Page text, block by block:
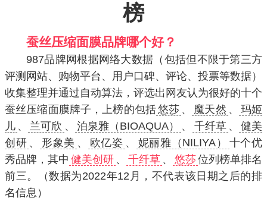
榜
蚕丝压缩面膜品牌哪个好？
987品牌网根据网络大数据（包括但不限于第三方
评测网站、购物平台、用户口碑、评论、投票等数据）
收集整理并通过自动算法，评选出网友认为很好的十个
蚕丝压缩面膜牌子，上榜的包括悠莎 、 魔天然 、
玛姬
儿 、 兰可欣 、 泊泉雅（BIOAQUA） 、 千纤草 、
健美
创研 、 形象美 、 欧亿姿 、 妮丽雅（NILIYA）
十个优
秀品牌，其中 健美创研 、 千纤草 、 悠莎位列榜单排名
前三。（数据为2022年12月，不代表该日期之后的排
名信息）